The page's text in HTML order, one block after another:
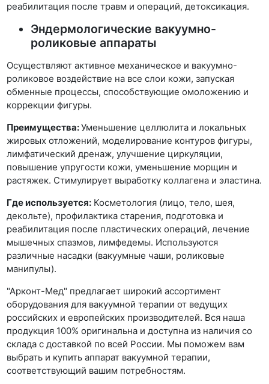
реабилитация после травм и операций, детоксикация.
Эндермологические вакуумно-
роликовые аппараты
Осуществляют активное механическое и вакуумно-
роликовое воздействие на все слои кожи, запуская
обменные процессы, способствующие омоложению и
коррекции фигуры.
Преимущества:Уменьшение целлюлита и локальных
жировых отложений, моделирование контуров фигуры,
лимфатический дренаж, улучшение циркуляции,
повышение упругости кожи, уменьшение морщин и
растяжек. Стимулирует выработку коллагена и эластина.
Где используется: Косметология (лицо, тело, шея,
декольте), профилактика старения, подготовка и
реабилитация после пластических операций, лечение
мышечных спазмов, лимфедемы. Используются
различные насадки (вакуумные чаши, роликовые
манипулы).
"Арконт-Мед" предлагает широкий ассортимент
оборудования для вакуумной терапии от ведущих
российских и европейских производителей. Вся наша
продукция 100% оригинальна и доступна из наличия со
склада с доставкой по всей России. Мы поможем вам
выбрать и купить аппарат вакуумной терапии,
соответствующий вашим потребностям.